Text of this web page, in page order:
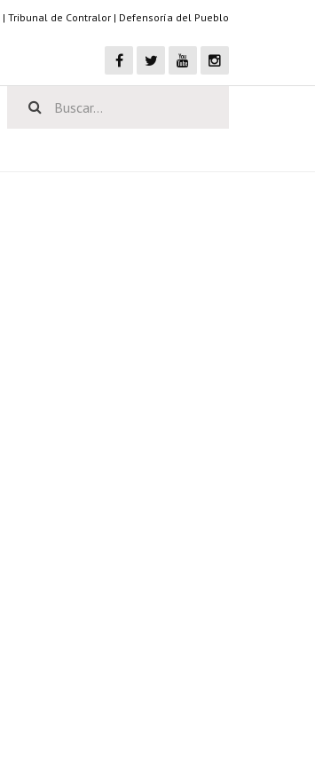
| Tribunal de Contralor | Defensoría del Pueblo